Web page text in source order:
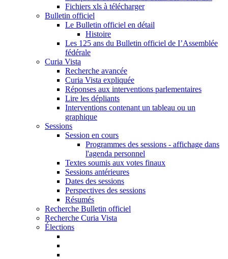
Fichiers xls à télécharger
Bulletin officiel
Le Bulletin officiel en détail
Histoire
Les 125 ans du Bulletin officiel de I’Assemblée
fédérale
Curia Vista
Recherche avancée
Curia Vista expliquée
Réponses aux interventions parlementaires
Lire les dépliants
Interventions contenant un tableau ou un
graphique
Sessions
Session en cours
Programmes des sessions - affichage dans
l'agenda personnel
Textes soumis aux votes finaux
Sessions antérieures
Dates des sessions
Perspectives des sessions
Résumés
Recherche Bulletin officiel
Recherche Curia Vista
Élections